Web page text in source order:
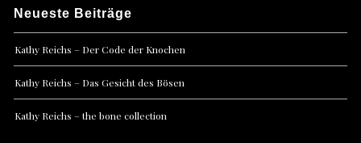
Neueste Beiträge
Kathy Reichs – Der Code der Knochen
Kathy Reichs – Das Gesicht des Bösen
Kathy Reichs – the bone collection